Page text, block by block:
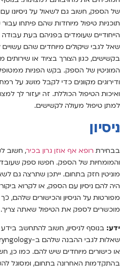
של הספק, חשוב גם לשאול על ניסיונו
תוכניות טיפול מיוחדות שהם פיתחו
הייחודיים שעומדים בפניהם בעת
שאל לגבי שיקולים מיוחדים שהם
בקשישים, כגון הצורך בציוד או
המוניטין של הספק. בקש הפניות
ודירוגים מקוונים כדי לקבל מושג על
ואיכות הטיפול הכוללת. זה יעזור לך
למתן טיפול מעולה לקשישים.
ניסיון
בבחירת רופא אף אוזן גרון בכיר, חשוב
והמומחיות של הספק. חפשו ספק
מוניטין חזק בתחום. ייתכן שתרצה גם
היה להם ניסיון עם הספק, או לקרוא
מפורטות על הניסיון והכישורים שלהם,
מוכשרים לספק את הטיפול שאתה צריך.
ידע: בנוסף לניסיון, חשוב להתחשב
או כישורים מיוחדים שיש להם. כמו
בהתקדמות האחרונה בתחום, ומסוגל